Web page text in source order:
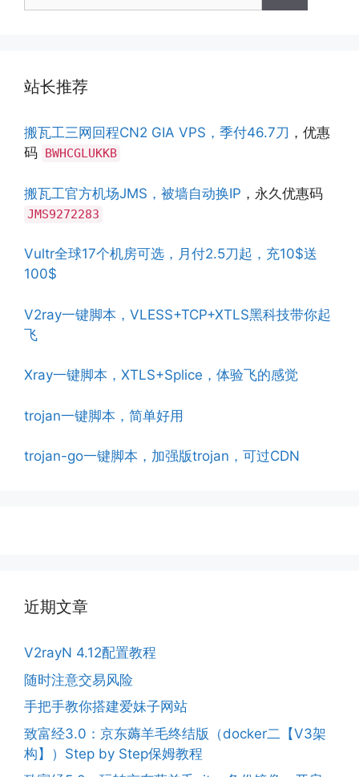
站长推荐
搬瓦工三网回程CN2 GIA VPS，季付46.7刀 ，优惠
码
BWHCGLUKKB
搬瓦工官方机场JMS，被墙自动换IP ，永久优惠码
JMS9272283
Vultr全球17个机房可选，月付2.5刀起，充10$送
100$
V2ray一键脚本，VLESS+TCP+XTLS黑科技带你起
飞
Xray一键脚本，XTLS+Splice，体验飞的感觉
trojan一键脚本，简单好用
trojan-go一键脚本，加强版trojan，可过CDN
近期文章
V2rayN 4.12配置教程
随时注意交易风险
手把手教你搭建爱妹子网站
致富经3.0：京东薅羊毛终结版（docker二【V3架
构】）Step by Step保姆教程